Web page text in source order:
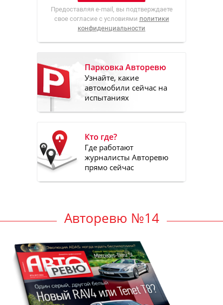
Предоставляя e-mail, вы подтверждаете
свое согласие с условиями политики
конфиденциальности
Парковка Авторевю
Узнайте, какие
автомобили сейчас на
испытаниях
Кто где?
Где работают
журналисты Авторевю
прямо сейчас
Авторевю №14